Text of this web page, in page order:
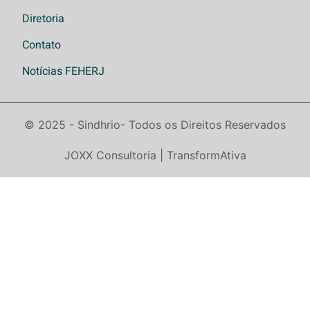
Diretoria
Contato
Notícias FEHERJ
© 2025 - Sindhrio- Todos os Direitos Reservados
JOXX Consultoria | TransformAtiva